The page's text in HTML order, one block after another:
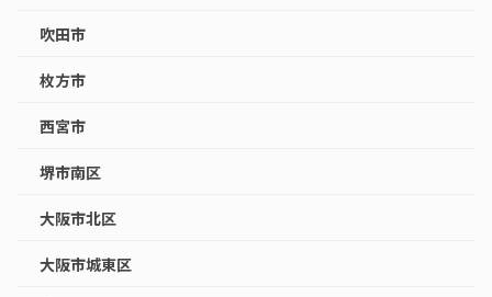
吹田市
枚方市
西宮市
堺市南区
大阪市北区
大阪市城東区